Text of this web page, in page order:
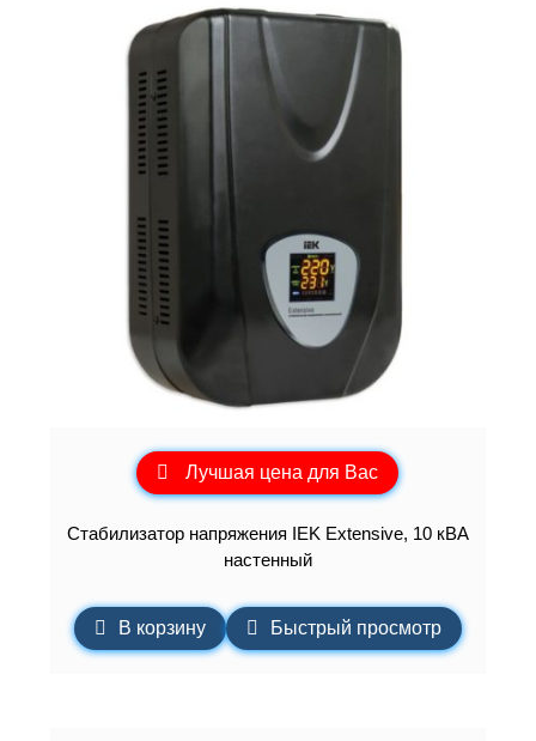
Лучшая цена для Вас
Стабилизатор напряжения IEK Extensive, 10 кВА
настенный
В корзину Быстрый просмотр